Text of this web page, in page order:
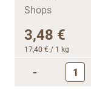
3,48 €
17,40 € / 1 kg
-